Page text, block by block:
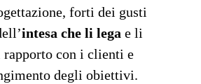
forti dei gusti
intesa che li lega e li
con i clienti e
degli obiettivi.